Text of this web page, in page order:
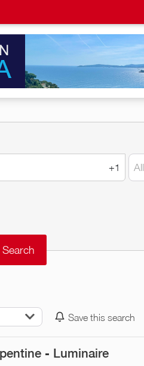
+1
Save this search
- Luminaire